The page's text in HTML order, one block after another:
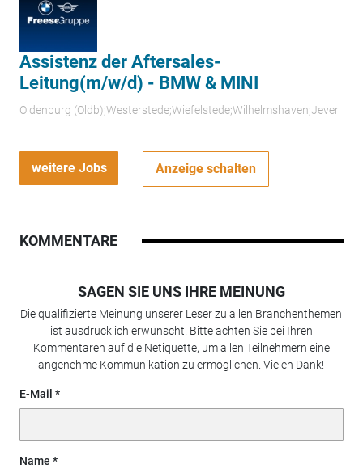
Assistenz der Aftersales-
Leitung(m/w/d) - BMW & MINI
Oldenburg (Oldb);Westerstede;Wiefelstede;Wilhelmshaven;Jever
weitere Jobs Anzeige schalten
KOMMENTARE
SAGEN SIE UNS IHRE MEINUNG
Die qualifizierte Meinung unserer Leser zu allen Branchenthemen
ist ausdrücklich erwünscht. Bitte achten Sie bei Ihren
Kommentaren auf die Netiquette, um allen Teilnehmern eine
angenehme Kommunikation zu ermöglichen. Vielen Dank!
E-Mail
Name